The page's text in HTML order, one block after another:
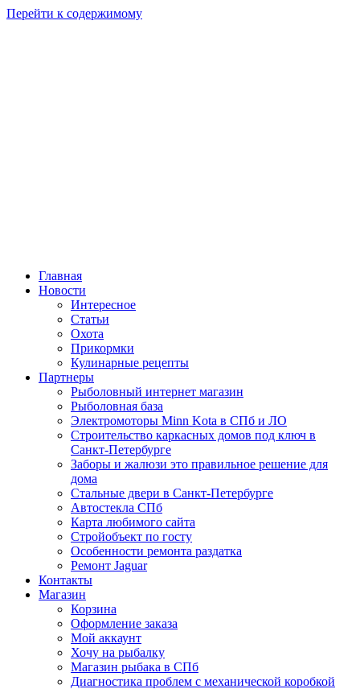
Перейти к содержимому
Главная
Новости
Интересное
Статьи
Охота
Прикормки
Кулинарные рецепты
Партнеры
Рыболовный интернет магазин
Рыболовная база
Электромоторы Minn Kota в СПб и ЛО
Строительство каркасных домов под ключ в
Санкт-Петербурге
Заборы и жалюзи это правильное решение для
дома
Стальные двери в Санкт-Петербурге
Автостекла СПб
Карта любимого сайта
Стройобъект по госту
Особенности ремонта раздатка
Ремонт Jaguar
Контакты
Магазин
Корзина
Оформление заказа
Мой аккаунт
Хочу на рыбалку
Магазин рыбака в СПб
Диагностика проблем с механической коробкой